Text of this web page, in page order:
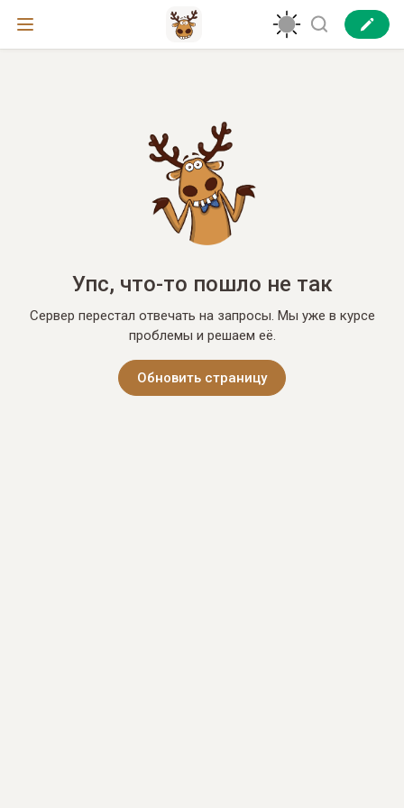
Упс, что-то пошло не так
Сервер перестал отвечать на запросы. Мы уже в курсе
проблемы и решаем её.
Обновить страницу